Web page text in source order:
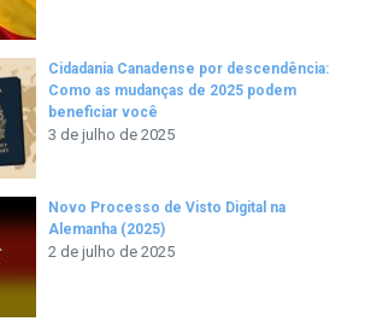
Cidadania Canadense por descendência:
Como as mudanças de 2025 podem
beneficiar você
3 de julho de 2025
Novo Processo de Visto Digital na
Alemanha (2025)
2 de julho de 2025